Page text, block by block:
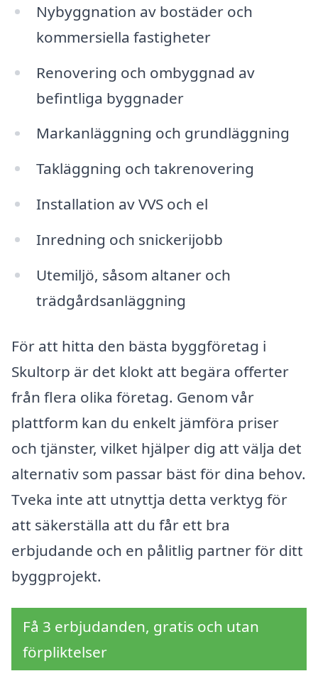
Nybyggnation av bostäder och
kommersiella fastigheter
Renovering och ombyggnad av
befintliga byggnader
Markanläggning och grundläggning
Takläggning och takrenovering
Installation av VVS och el
Inredning och snickerijobb
Utemiljö, såsom altaner och
trädgårdsanläggning
För att hitta den bästa byggföretag i
Skultorp är det klokt att begära offerter
från flera olika företag. Genom vår
plattform kan du enkelt jämföra priser
och tjänster, vilket hjälper dig att välja det
alternativ som passar bäst för dina behov.
Tveka inte att utnyttja detta verktyg för
att säkerställa att du får ett bra
erbjudande och en pålitlig partner för ditt
byggprojekt.
Få 3 erbjudanden, gratis och utan
förpliktelser